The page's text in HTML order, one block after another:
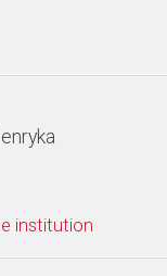
institution